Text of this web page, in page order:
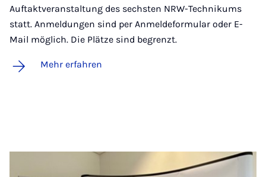
Auftaktveranstaltung des sechsten NRW-Technikums
statt. Anmeldungen sind per Anmeldeformular oder E-
Mail möglich. Die Plätze sind begrenzt.
Mehr erfahren